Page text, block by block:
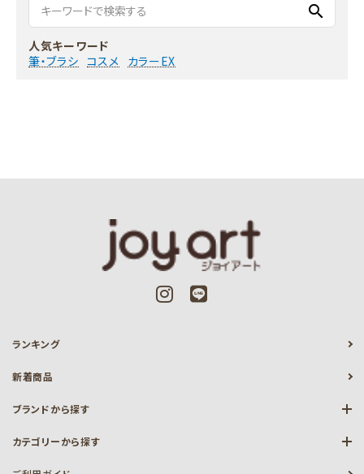
search
人気キーワード
筆・ブラシ コスメ カラーEX
ランキング
新着商品
ブランドから探す
カテゴリーから探す